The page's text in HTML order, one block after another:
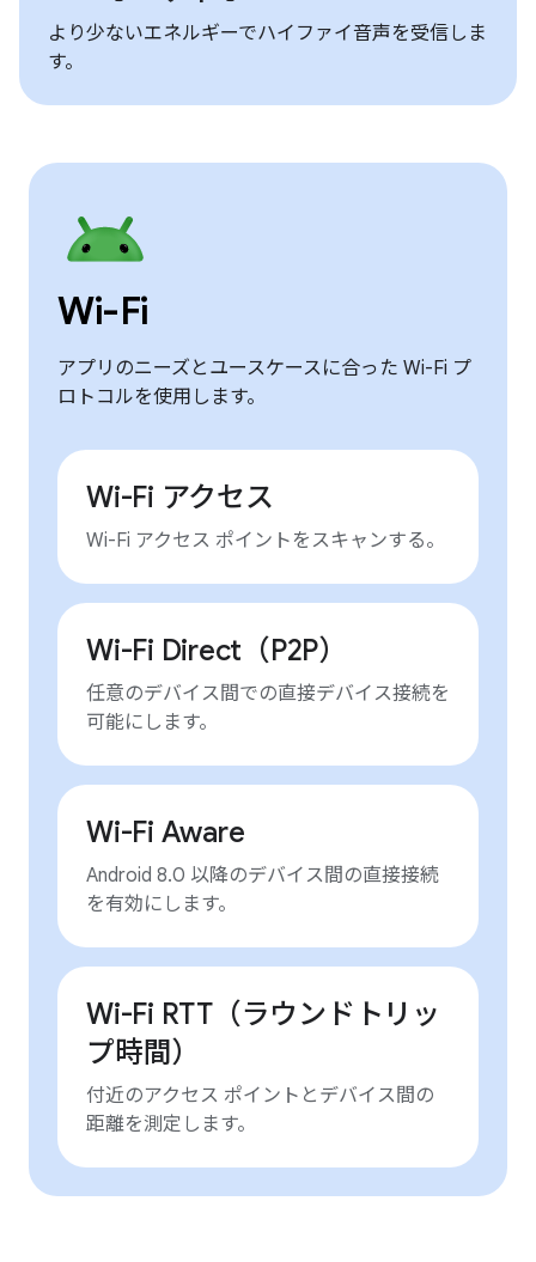
より少ないエネルギーでハイファイ音声を受信しま
す。
Wi-Fi
アプリのニーズとユースケースに合った Wi-Fi プ
ロトコルを使用します。
Wi-Fi アクセス
Wi-Fi アクセス ポイントをスキャンする。
Wi-Fi Direct（P2P）
任意のデバイス間での直接デバイス接続を
可能にします。
Wi-Fi Aware
Android 8.0 以降のデバイス間の直接接続
を有効にします。
Wi-Fi RTT（ラウンドトリッ
プ時間）
付近のアクセス ポイントとデバイス間の
距離を測定します。